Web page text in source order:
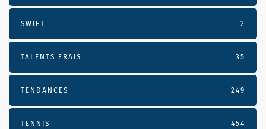
SWIFT 2
TALENTS FRAIS 35
TENDANCES 249
TENNIS 454